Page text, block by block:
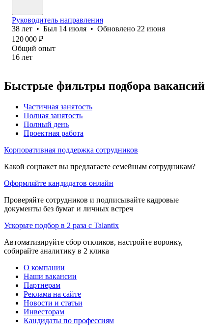
Руководитель направления
38 лет • Был 14 июля • Обновлено 22 июня
120 000 ₽
Общий опыт
16 лет
Быстрые фильтры подбора вакансий
Частичная занятость
Полная занятость
Полный день
Проектная работа
Корпоративная поддержка сотрудников
Какой соцпакет вы предлагаете семейным сотрудникам?
Оформляйте кандидатов онлайн
Проверяйте сотрудников и подписывайте кадровые
документы без бумаг и личных встреч
Ускорьте подбор в 2 раза с Talantix
Автоматизируйте сбор откликов, настройте воронку,
собирайте аналитику в 2 клика
О компании
Наши вакансии
Партнерам
Реклама на сайте
Новости и статьи
Инвесторам
Кандидаты по профессиям